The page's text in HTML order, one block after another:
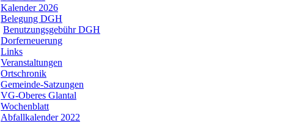
Kalender 2026
Belegung DGH
Benutzungsgebühr DGH
Dorferneuerung
Links
Veranstaltungen
Ortschronik
Gemeinde-Satzungen
VG-Oberes Glantal
Wochenblatt
Abfallkalender 2022